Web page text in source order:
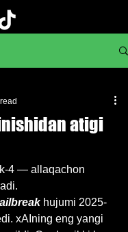
atigi
4 — allaqachon
hujumi 2025-
xAIning eng yangi